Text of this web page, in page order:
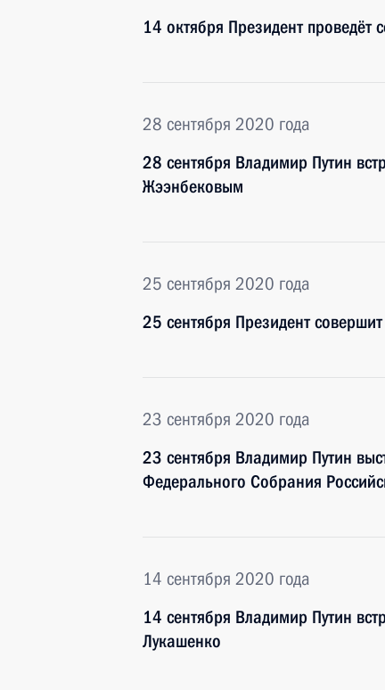
14 октября Президент проведёт
28 сентября 2020 года
28 сентября Владимир Путин
Жээнбековым
25 сентября 2020 года
25 сентября Президент
23 сентября 2020 года
23 сентября Владимир Путин
Федерального Собрания
14 сентября 2020 года
14 сентября Владимир Путин
Лукашенко